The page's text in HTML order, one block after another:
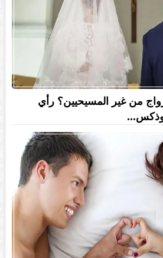
من غير المسيحيين؟ رأي